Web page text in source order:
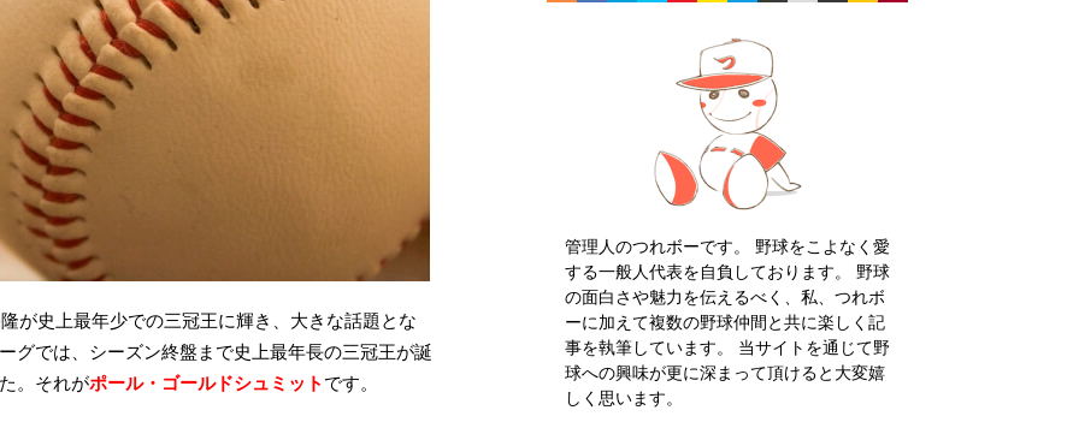
が史上最年少での三冠王に輝き、大きな話題とな
グでは、シーズン終盤まで史上最年長の三冠王が誕
。それがポール・ゴールドシュミット です。
管理人のつれボーです。 野球をこよなく愛
する一般人代表を自負しております。 野球
の面白さや魅力を伝えるべく、私、つれボ
ーに加えて複数の野球仲間と共に楽しく記
事を執筆しています。 当サイトを通じて野
球への興味が更に深まって頂けると大変嬉
しく思います。